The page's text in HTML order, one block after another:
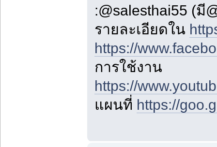
:@salesthai55 (มี
รายละเอียดใน
https://
การใช้งาน
https://
แผนที่ https://